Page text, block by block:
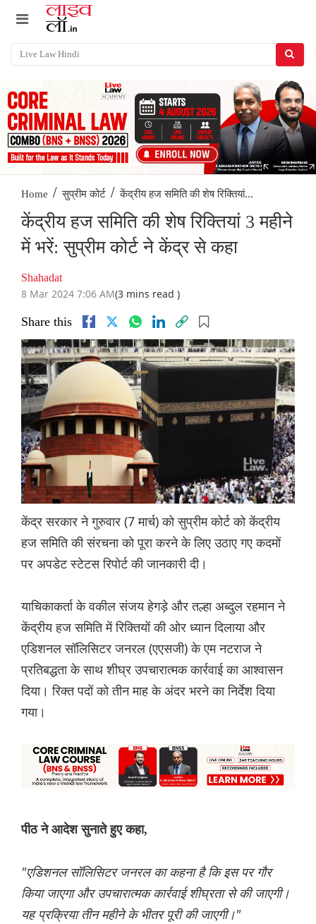
Home / सुप्रीम कोर्ट / केंद्रीय हज समिति की शेष रिक्तियां...
केंद्रीय हज समिति की शेष रिक्तियां 3 महीने
में भरें: सुप्रीम कोर्ट ने केंद्र से कहा
Shahadat
8 Mar 2024 7:06 AM(3 mins read )
Share this
केंद्र सरकार ने गुरुवार (7 मार्च) को सुप्रीम कोर्ट को केंद्रीय
हज समिति की संरचना को पूरा करने के लिए उठाए गए कदमों
पर अपडेट स्टेटस रिपोर्ट की जानकारी दी।
याचिकाकर्ता के वकील संजय हेगड़े और तल्हा अब्दुल रहमान ने
केंद्रीय हज समिति में रिक्तियों की ओर ध्यान दिलाया और
एडिशनल सॉलिसिटर जनरल (एएसजी) के एम नटराज ने
प्रतिबद्धता के साथ शीघ्र उपचारात्मक कार्रवाई का आश्वासन
दिया। रिक्त पदों को तीन माह के अंदर भरने का निर्देश दिया
गया।
पीठ ने आदेश सुनाते हुए कहा,
"एडिशनल सॉलिसिटर जनरल का कहना है कि इस पर गौर
किया जाएगा और उपचारात्मक कार्रवाई शीघ्रता से की जाएगी।
यह प्रक्रिया तीन महीने के भीतर पूरी की जाएगी।"